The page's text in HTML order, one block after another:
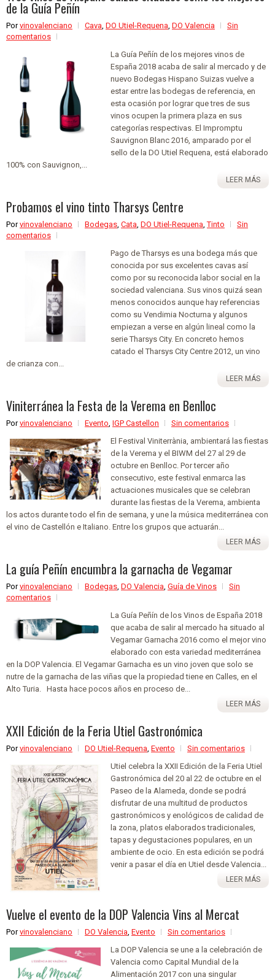
de la Guía Peñín
Porvinovalenciano Cava DO Utiel-Requena DO Valencia
Sin
comentarios
La Guía Peñín de los mejores vinos de
España 2018 acaba de salir al mercado y de
nuevo Bodegas Hispano Suizas vuelve a
estar entre las bodegas de referencia, en
esta ocasión por lograr que tres de sus
vinos ocupen la primera plaza en sus
categorías respectivas. El Impromptu
Sauvignon Blanc 2016, amparado por el
sello de la DO Utiel Requena, está elaborado
100% con Sauvignon,...
LEER MÁS
Probamos el vino tinto Tharsys Centre
Porvinovalenciano Bodegas Cata DO Utiel-Requena ,Tinto
Sin
comentarios
Pago de Tharsys es una bodega más que
conocida por sus excelentes cavas así
como por su reconocida labor social en la
sociedad valenciana. Sus vinos quizá sean
menos conocidos aunque hay referencias
como su Vendimia Nocturna y algunos
empiezan a verse en algún lineal como la
serie Tharsys City. En concreto hemos
catado el Tharsys City Centre 2012, un vino
de crianza con...
LEER MÁS
Viniterránea la Festa de la Verema en Benlloc
Porvinovalenciano Evento IGP Castellon
Sin comentarios
El Festival Viniterrània, ambientará las fiestas
de la Verema y el BIWM del 27 al 29 de
octubre en Benlloc. Por tercer año
consecutivo, este festival enmarca las
actuaciones musicales que se celebran
durante las fiestas de la Verema, ambienta
los actos durante todo el fin de semana, y une la música mediterránea con
el vino de Castellón e Italiano. Entre los grupos que actuarán...
LEER MÁS
La guía Peñín encumbra la garnacha de Vegamar
Porvinovalenciano Bodegas DO Valencia Guía de Vinos
Sin
comentarios
La Guía Peñín de los Vinos de España 2018
que acaba de salir al mercado ha situado al
Vegamar Garnacha 2016 como el mejor vino
elaborado con esta variedad mediterránea
en la DOP Valencia. El Vegamar Garnacha es un vino joven que solo se
nutre de la garnacha de las viñas que la propiedad tiene en Calles, en el
Alto Turia. Hasta hace pocos años en proceso de...
LEER MÁS
XXII Edición de la Feria Utiel Gastronómica
Porvinovalenciano DO Utiel-Requena Evento
Sin comentarios
Utiel celebra la XXII Edición de la Feria Utiel
Gastronómica del 20 al 22 de octubre en el
Paseo de la Alameda, donde se podrá
disfrutar de una multitud de productos
gastronómicos y enológicos de calidad de
la zona, platos elaborados tradicionales,
tapas y degustaciones populares, en un
ambiente de ocio. En esta edición se podrá
venir a pasar el día en Utiel desde Valencia...
LEER MÁS
Vuelve el evento de la DOP Valencia Vins al Mercat
Porvinovalenciano DO Valencia, Evento
Sin comentarios
La DOP Valencia se une a la celebración de
Valencia como Capital Mundial de la
Alimentación 2017 con una singular